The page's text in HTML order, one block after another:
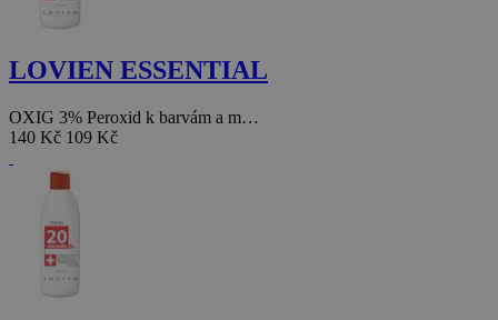
LOVIEN ESSENTIAL
OXIG 3% Peroxid k barvám a m…
140 Kč 109 Kč